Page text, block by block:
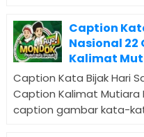
Caption
Nasional 22
Kalimat
Caption Kata Bijak Hari
Caption Kalimat Mutiara
caption gambar kata-